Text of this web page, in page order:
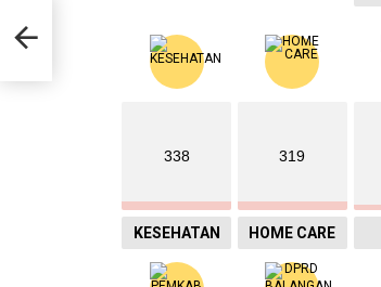
338
KESEHATAN
319
HOME CARE